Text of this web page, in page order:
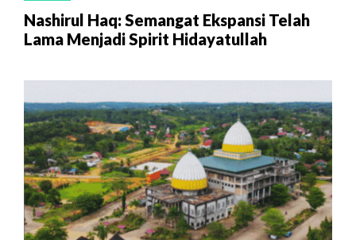
Nashirul Haq: Semangat Ekspansi Telah
Lama Menjadi Spirit Hidayatullah